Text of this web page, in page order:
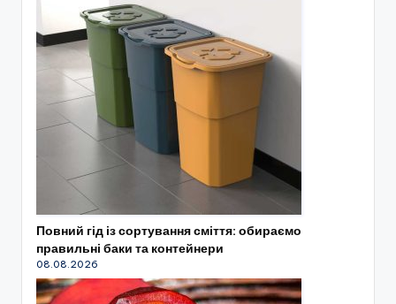
Повний гід із сортування сміття: обираємо
правильні баки та контейнери
08.08.2026